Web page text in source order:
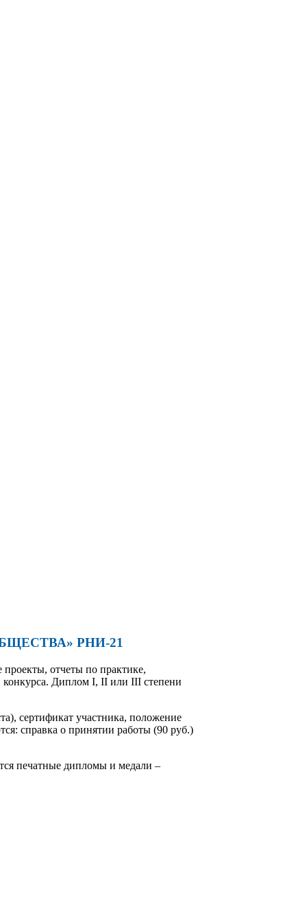
РНИ-21
отчеты по практике,
конкурса. Диплом I, II или III степени
сертификат участника, положение
справка о принятии работы (90 руб.)
печатные дипломы и медали –